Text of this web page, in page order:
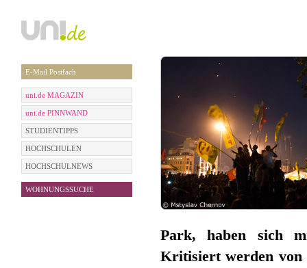
E-Mail Postfach
uni.de MAGAZIN
uni.de PINNWAND
STUDIENTIPPS
HOCHSCHULEN
HOCHSCHULNEWS
WOHNUNGSSUCHE
Park, haben sich
Kritisiert werden von